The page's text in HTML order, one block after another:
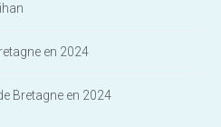
en 2024
Bretagne en 2024